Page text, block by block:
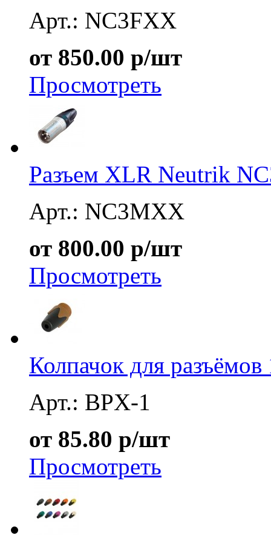
Арт.: NC3FXX
от 850.00 р/шт
Просмотреть
Разъем XLR Neutrik
Арт.: NC3MXX
от 800.00 р/шт
Просмотреть
Колпачок для
Арт.: BPX-1
от 85.80 р/шт
Просмотреть